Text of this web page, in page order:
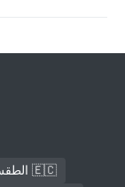
🇪🇨 الطقس في كيتو